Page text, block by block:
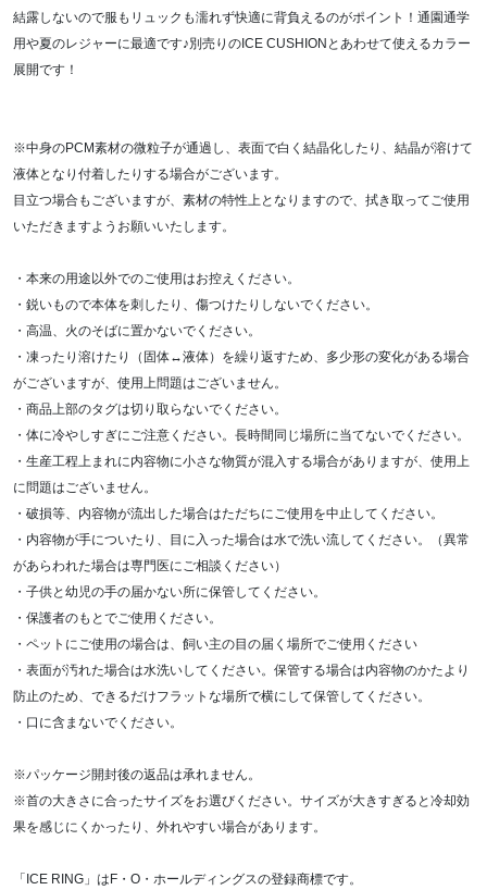
結露しないので服もリュックも濡れず快適に背負えるのがポイント！通園通学
用や夏のレジャーに最適です♪別売りのICE CUSHIONとあわせて使えるカラー
展開です！
※中身のPCM素材の微粒子が通過し、表面で白く結晶化したり、結晶が溶けて
液体となり付着したりする場合がございます。
目立つ場合もございますが、素材の特性上となりますので、拭き取ってご使用
いただきますようお願いいたします。
・本来の用途以外でのご使用はお控えください。
・鋭いもので本体を刺したり、傷つけたりしないでください。
・高温、火のそばに置かないでください。
・凍ったり溶けたり（固体↔液体）を繰り返すため、多少形の変化がある場合
がございますが、使用上問題はございません。
・商品上部のタグは切り取らないでください。
・体に冷やしすぎにご注意ください。長時間同じ場所に当てないでください。
・生産工程上まれに内容物に小さな物質が混入する場合がありますが、使用上
に問題はございません。
・破損等、内容物が流出した場合はただちにご使用を中止してください。
・内容物が手についたり、目に入った場合は水で洗い流してください。（異常
があらわれた場合は専門医にご相談ください）
・子供と幼児の手の届かない所に保管してください。
・保護者のもとでご使用ください。
・ペットにご使用の場合は、飼い主の目の届く場所でご使用ください
・表面が汚れた場合は水洗いしてください。保管する場合は内容物のかたより
防止のため、できるだけフラットな場所で横にして保管してください。
・口に含まないでください。
※パッケージ開封後の返品は承れません。
※首の大きさに合ったサイズをお選びください。サイズが大きすぎると冷却効
果を感じにくかったり、外れやすい場合があります。
「ICE RING」はF・O・ホールディングスの登録商標です。